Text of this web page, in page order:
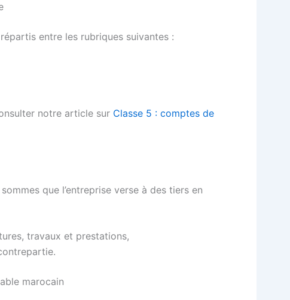
entre les rubriques suivantes :
notre article sur Classe 5 : comptes de
que l’entreprise verse à des tiers en
travaux et prestations,
marocain